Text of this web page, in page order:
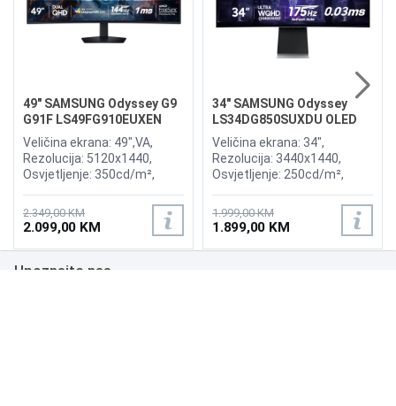
49" SAMSUNG Odyssey G9
G91F LS49FG910EUXEN
144Hz Gaming Curved
Display
Veličina ekrana: 49",VA,
Rezolucija: 5120x1440,
Osvjetljenje: 350cd/m²,
Osvježenje: 144Hz, AMD
FreeSync Premium Pro,
Priključci: 2xHDMI 2.1,
DisplayPort, 2xUSB 3.2, USB-
B
2.349,00 KM
2.099,00 KM
34" SAMSUNG Odyssey
LS34DG850SUXDU OLED
G8 175Hz Gaming Curved
Display
Veličina ekrana: 34",
Rezolucija: 3440x1440,
Osvjetljenje: 250cd/m²,
Osvježenje: 175Hz, AMD
FreeSync Premium,
Wireless LAN, Bluetooth ,
Priključci: 2xHDMI,
1.999,00 KM
1.899,00 KM
Upoznajte nas